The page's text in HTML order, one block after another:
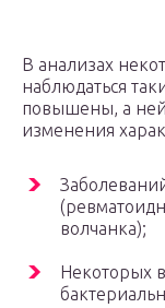
В анализах
наблюдаться
повышены, а
изменения
волчанка);
Некоторых